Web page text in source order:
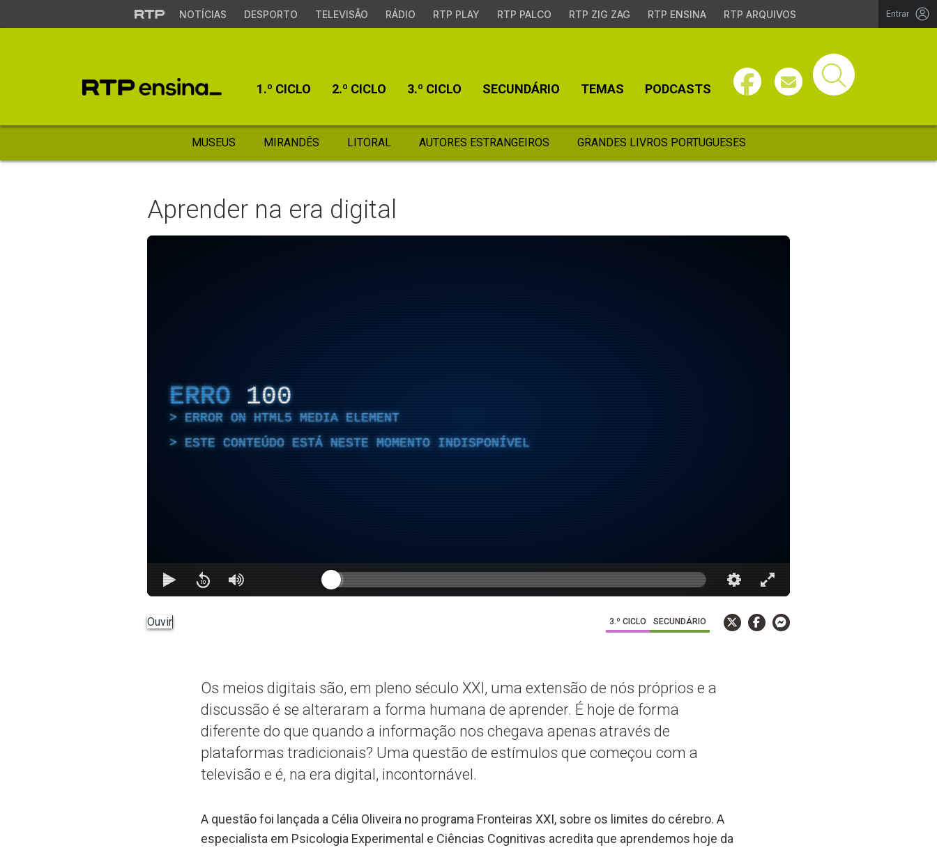
NOTÍCIAS DESPORTO TELEVISÃO RÁDIO RTP PLAY RTP PALCO RTP ZIG ZAG RTP ENSINA RTP ARQUIVOS Entrar
1.º CICLO 2.º CICLO 3.º CICLO SECUNDÁRIO TEMAS PODCASTS
MUSEUS MIRANDÊS LITORAL AUTORES ESTRANGEIROS GRANDES LIVROS PORTUGUESES
Aprender na era digital
ERRO 100
ERROR ON HTML5 MEDIA ELEMENT
ESTE CONTEÚDO ESTÁ NESTE MOMENTO INDISPONÍVEL
Ouvir 3.º CICLO SECUNDÁRIO
Os meios digitais são, em pleno século XXI, uma extensão de nós próprios e a
discussão é se alteraram a forma humana de aprender. É hoje de forma
diferente do que quando a informação nos chegava apenas através de
plataformas tradicionais? Uma questão de estímulos que começou com a
televisão e é, na era digital, incontornável.
A questão foi lançada a Célia Oliveira no programa Fronteiras XXI, sobre os limites do cérebro. A
especialista em Psicologia Experimental e Ciências Cognitivas acredita que aprendemos hoje da